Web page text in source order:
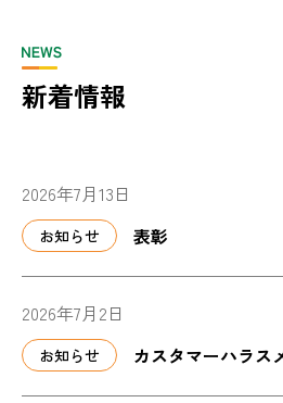
新着情報
2026年7月13日
お知らせ 表彰
2026年7月2日
お知らせ カスタマーハラス